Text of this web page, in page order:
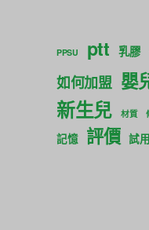
PPSU ptt 乳膠
如何加盟 嬰
新生兒 材質
記憶 評價 試用